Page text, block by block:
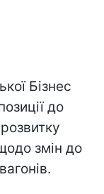
Бізнес
до
змін до